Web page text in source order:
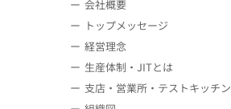
会社概要
トップメッセージ
経営理念
生産体制・JITとは
支店・営業所・テストキッチン